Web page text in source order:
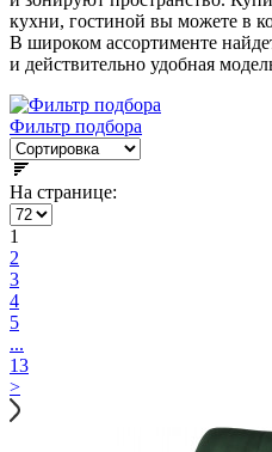
кухни, гостиной вы можете в
В широком ассортименте
и действительно удобная
Фильтр подбора
На странице:
1
2
3
4
5
...
13
>